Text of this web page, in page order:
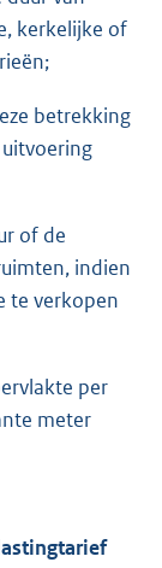
kerkelijke of
betrekking
of de
indien
te verkopen
per
meter